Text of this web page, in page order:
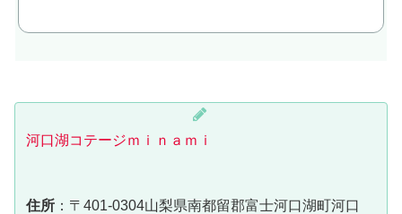
河口湖コテージｍｉｎａｍｉ
住所 ：〒401-0304山梨県南都留郡富士河口湖町河口